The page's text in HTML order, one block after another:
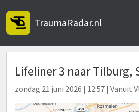
TraumaRadar.nl
Lifeliner 3 naar Tilburg,
zondag 21 juni 2026 | 12:57 | Vanuit